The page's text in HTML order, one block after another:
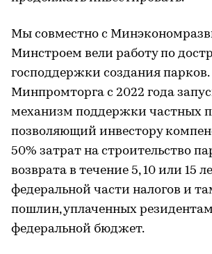
Мы совместно с
Минстроем вели работу по
господдержки создания
Минпромторга с 2022 года
механизм поддержки частных
позволяющий инвестору
50% затрат на строительство
возврата в течение 5, 10 или 15
федеральной части налогов и
пошлин, уплаченных
федеральной бюджет.